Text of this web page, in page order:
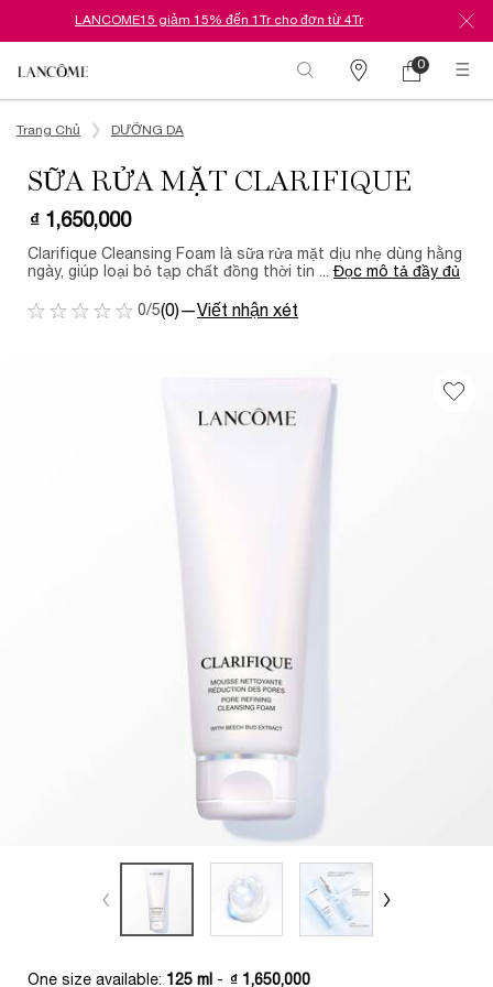
LANCOME15 giảm 15% đến 1Tr cho đơn từ 4Tr
Danh
Giỏ
0
0 Sản phẩm
Trang Chủ
DƯỠNG DA
SỮA RỬA MẶT CLARIFIQUE
₫ 1,650,000
Clarifique Cleansing Foam là sữa rửa mặt dịu nhẹ dùng hằng
ngày, giúp loại bỏ tạp chất đồng thời tin ... Đọc mô tả đầy đủ
0/5(0)— Viết nhận xét
One size available: 125 ml - ₫ 1,650,000